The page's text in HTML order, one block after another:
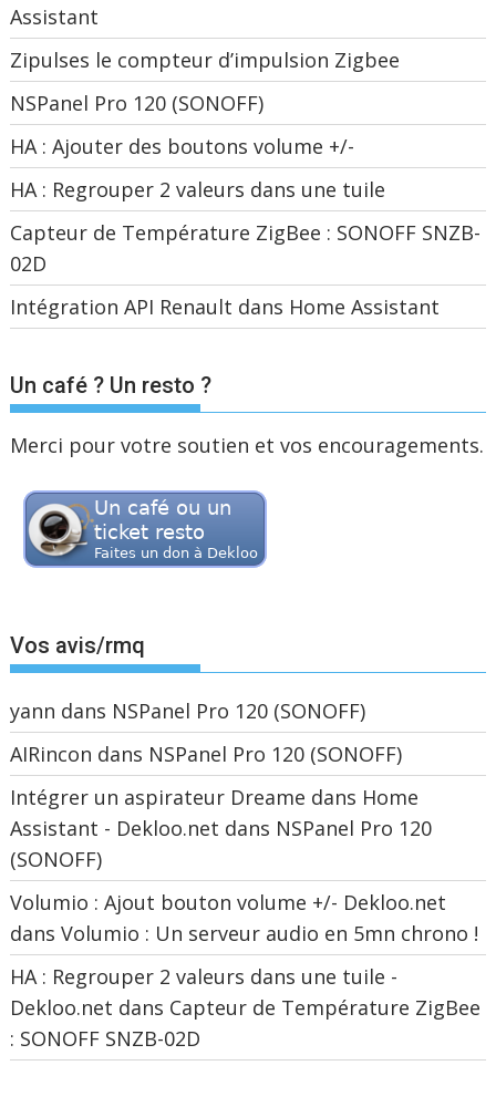
Assistant
Zipulses le compteur d’impulsion Zigbee
NSPanel Pro 120 (SONOFF)
HA : Ajouter des boutons volume +/-
HA : Regrouper 2 valeurs dans une tuile
Capteur de Température ZigBee : SONOFF SNZB-
02D
Intégration API Renault dans Home Assistant
Un café ? Un resto ?
Merci pour votre soutien et vos encouragements.
Vos avis/rmq
yann dans NSPanel Pro 120 (SONOFF)
AIRincon dans NSPanel Pro 120 (SONOFF)
Intégrer un aspirateur Dreame dans Home
Assistant - Dekloo.net dans NSPanel Pro 120
(SONOFF)
Volumio : Ajout bouton volume +/- Dekloo.net
dansVolumio : Un serveur audio en 5mn chrono !
HA : Regrouper 2 valeurs dans une tuile -
Dekloo.net dans Capteur de Température ZigBee
: SONOFF SNZB-02D